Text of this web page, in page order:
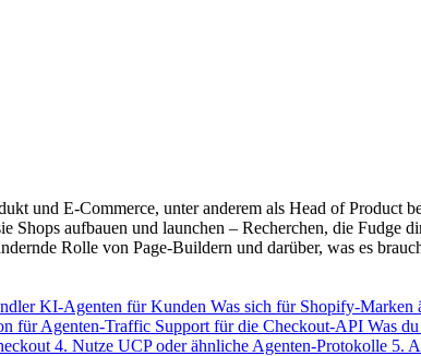
und E-Commerce, unter anderem als Head of Product
aufbauen und launchen – Recherchen, die Fudge
Rolle von Page-Buildern und darüber, was es
KI-Agenten für Kunden Was sich für Shopify-Marken
für Agenten-Traffic Support für die Checkout-API Was
4. Nutze UCP oder ähnliche Agenten-Protokolle 5.